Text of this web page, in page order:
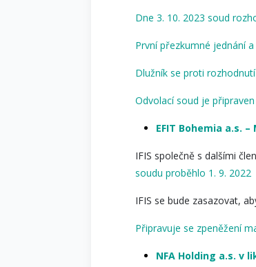
Dne 3. 10. 2023 soud
První přezkumné jednání
Dlužník se proti
Odvolací soud je
EFIT Bohemia a.s. –
IFIS společně s dalšími
soudu proběhlo 1. 9. 2022
IFIS se bude zasazovat,
Připravuje se zpeněžení
NFA Holding a.s. v